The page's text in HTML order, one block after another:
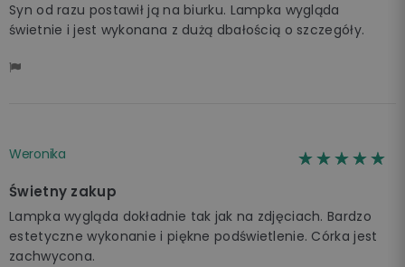
Syn od razu postawił ją na biurku. Lampka wygląda
świetnie i jest wykonana z dużą dbałością o szczegóły.
Weronika ☆☆☆☆☆
★★★★★
Świetny zakup
Lampka wygląda dokładnie tak jak na zdjęciach. Bardzo
estetyczne wykonanie i piękne podświetlenie. Córka jest
zachwycona.